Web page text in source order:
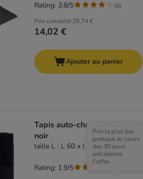
Prix conseillé 29,74 €
14,02 €
Rating: 3.8/5 (6)
Ajouter au panier
Tapis auto-chauffant TIAKI,
noir
taille L : L 60 x l 75 cm
Prix le plus bas
pratiqué au cours
des 30 jours
précédents
l'offre.
Rating: 1.9/5